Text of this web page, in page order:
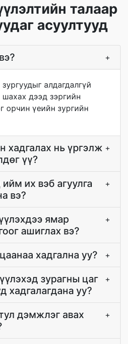
талаар
асуултууд
+
алдагдалгүй
шахах дээд зэргийн
орчин үеийн зургийн
хадгалах нь үргэлж
үү?
+
их вэб агуулга
вэ?
+
ямар
ашиглах вэ?
+
хадгална уу? +
зурагны цаг
хадгалагдана уу?
+
дэмжлэг авах
+